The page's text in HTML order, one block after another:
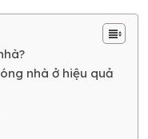
nhà ở hiệu quả